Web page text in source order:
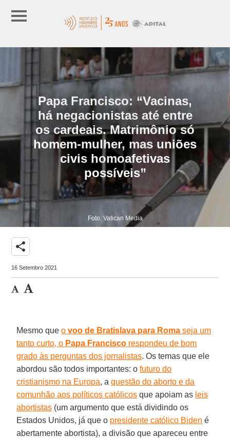
Papa Francisco: “Vacinas,
há negacionistas até entre
os cardeais. Matrimônio só
homem-mulher, mas uniões
civis homoafetivas
possíveis”
Foto: Vatican Media
share
16 Setembro 2021
Mesmo queovoo de Bratislava para Roma seja um
tanto curto, o Papa Francisco respondeu de bom
grado às perguntas dos jornalistas. Os temas que ele
abordou são todos importantes: ofuturo do
cristianismo na Europa, aquestão do aborto e da
comunhão aos políticos católicos que apoiam as leis
abortistas (um argumento que está dividindo os
Estados Unidos, já que o presidente católico Biden é
abertamente abortista), a divisão que apareceu entre